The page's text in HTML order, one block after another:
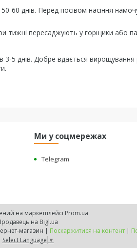
60 днів. Перед посівом насіння
тижні пересаджують у горщики або
5 днів. Добре вдається вирощування
Ми у соцмережах
Telegram
на маркетплейсі Prom.ua
на Bigl.ua
"BEST HARVEST" - насіння овочей та ЗЗР, гуртовий інтернет-магазин | Поскаржитися на контент |
Select Language ▼